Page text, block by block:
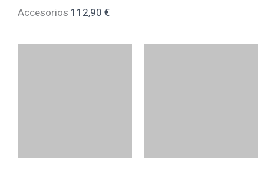
Accesorios 112,90 €